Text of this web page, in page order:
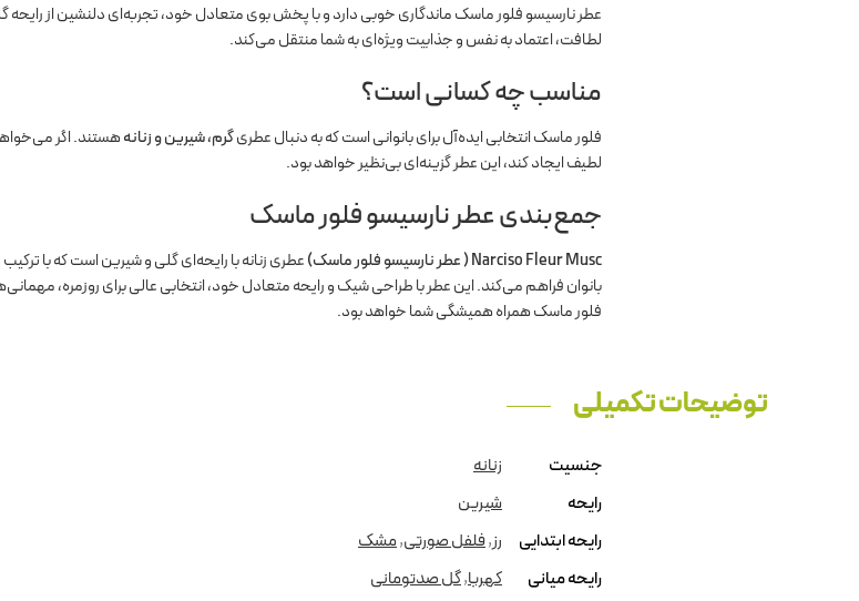
عطر نارسیسو فلور ماسک ماندگاری خوبی دارد و با پخش بوی متعادل خود، تجربه‌ای دلنشین از
لطافت، اعتماد به نفس و جذابیت ویژه‌ای به شما منتقل می‌کند.
مناسب چه کسانی است؟
فلور ماسک انتخابی ایده‌آل برای بانوانی است که به دنبال عطریگرم، شیرین و زنانههستند. اگر
لطیف ایجاد کند، این عطر گزینه‌ای بی‌نظیر خواهد بود.
جمع‌بندی عطر نارسیسو فلور ماسک
Narciso Fleur Musc ( عطر نارسیسو فلور ماسک)
عطری زنانه با رایحه‌ای گلی و شیرین است که با
بانوان فراهم می‌کند. این عطر با طراحی شیک و رایحه متعادل خود، انتخابی عالی برای روزمره،
فلور ماسک همراه همیشگی شما خواهد بود.
توضیحات تکمیلی
جنسیت
زنانه
رایحه
شیرین
رایحه ابتدایی
رز,فلفل صورتی,مشک
رایحه میانی
کهربا,گل صدتومانی